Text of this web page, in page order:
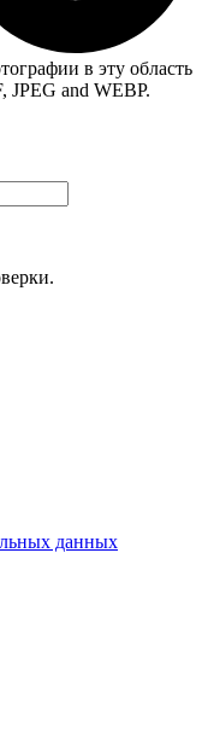
в эту область
JPEG and WEBP.
данных